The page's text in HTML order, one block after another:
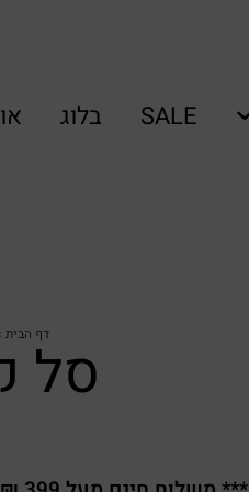
SALE בלוג
דף הביתסל